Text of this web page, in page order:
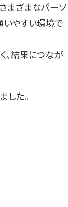
まざまなパーソ
いやすい環境で
、結果につなが
した。